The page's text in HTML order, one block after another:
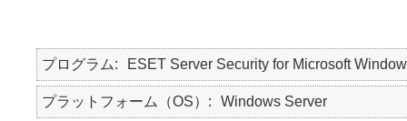
プログラム ESET Server Security for Microsoft
プラットフォーム（OS） Windows Server